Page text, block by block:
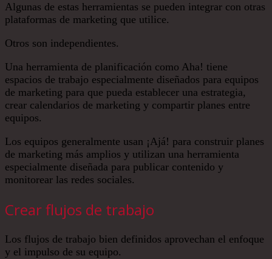
Algunas de estas herramientas se pueden integrar con otras
plataformas de marketing que utilice.
Otros son independientes.
Una herramienta de planificación como Aha! tiene
espacios de trabajo especialmente diseñados para equipos
de marketing para que pueda establecer una estrategia,
crear calendarios de marketing y compartir planes entre
equipos.
Los equipos generalmente usan ¡Ajá! para construir planes
de marketing más amplios y utilizan una herramienta
especialmente diseñada para publicar contenido y
monitorear las redes sociales.
Crear flujos de trabajo
Los flujos de trabajo bien definidos aprovechan el enfoque
y el impulso de su equipo.